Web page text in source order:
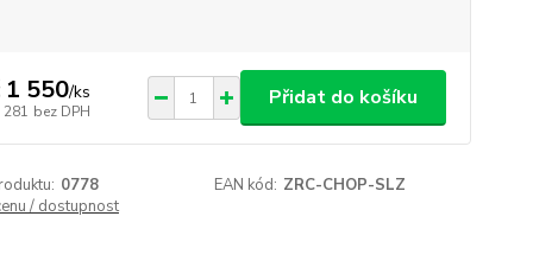
1 550/ks
281 bez DPH
Přidat do košíku
0778 EAN kód: ZRC-CHOP-SLZ
/ dostupnost